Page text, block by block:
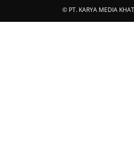
© PT. KARYA MEDIA